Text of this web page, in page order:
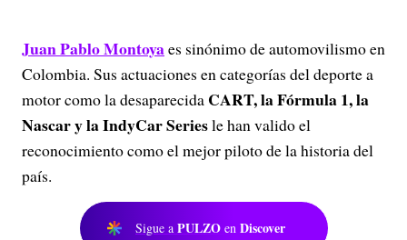
Juan Pablo Montoyaes sinónimo de automovilismo en
Colombia. Sus actuaciones en categorías del deporte a
motor como la desaparecida CART, la Fórmula 1, la
Nascar y la IndyCar Seriesle han valido el
reconocimiento como el mejor piloto de la historia del
país.
Sigue a PULZO en Discover